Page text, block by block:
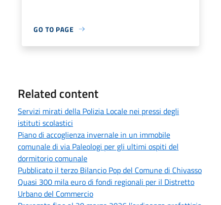
GO TO PAGE
Related content
Servizi mirati della Polizia Locale nei pressi degli
istituti scolastici
Piano di accoglienza invernale in un immobile
comunale di via Paleologi per gli ultimi ospiti del
dormitorio comunale
Pubblicato il terzo Bilancio Pop del Comune di Chivasso
Quasi 300 mila euro di fondi regionali per il Distretto
Urbano del Commercio